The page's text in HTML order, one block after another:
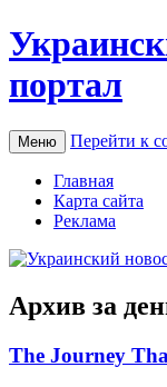
портал
Меню Перейти к
Главная
Карта сайта
Реклама
Архив за
The Journey